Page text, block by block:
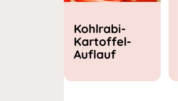
Kohlrabi-
Kartoffel-
Auflauf